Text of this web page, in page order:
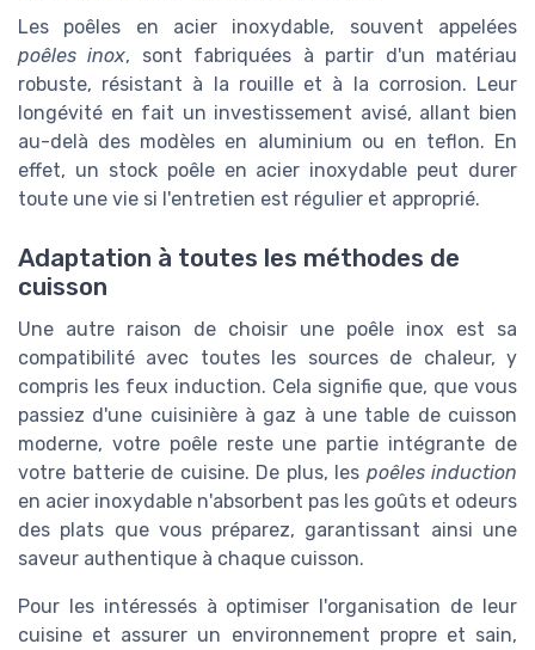
Les poêles en acier inoxydable, souvent appelées
poêles inox, sont fabriquées à partir d'un matériau
robuste, résistant à la rouille et à la corrosion. Leur
longévité en fait un investissement avisé, allant bien
au-delà des modèles en aluminium ou en teflon. En
effet, un stock poêle en acier inoxydable peut durer
toute une vie si l'entretien est régulier et approprié.
Adaptation à toutes les méthodes de
cuisson
Une autre raison de choisir une poêle inox est sa
compatibilité avec toutes les sources de chaleur, y
compris les feux induction. Cela signifie que, que vous
passiez d'une cuisinière à gaz à une table de cuisson
moderne, votre poêle reste une partie intégrante de
votre batterie de cuisine. De plus, les poêles induction
en acier inoxydable n'absorbent pas les goûts et odeurs
des plats que vous préparez, garantissant ainsi une
saveur authentique à chaque cuisson.
Pour les intéressés à optimiser l'organisation de leur
cuisine et assurer un environnement propre et sain,